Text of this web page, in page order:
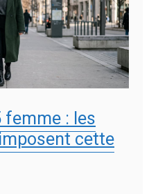
: les
cette